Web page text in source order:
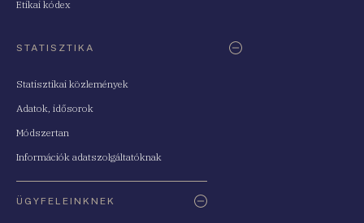
Etikai kódex
STATISZTIKA
Statisztikai közlemények
Adatok, idősorok
Módszertan
Információk adatszolgáltatóknak
ÜGYFELEINKNEK